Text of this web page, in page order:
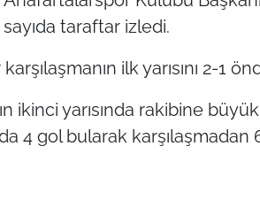
taraftar izledi.
ilk yarısını 2-1
ikinci yarısında rakibine
4 gol bularak karşılaşmadan